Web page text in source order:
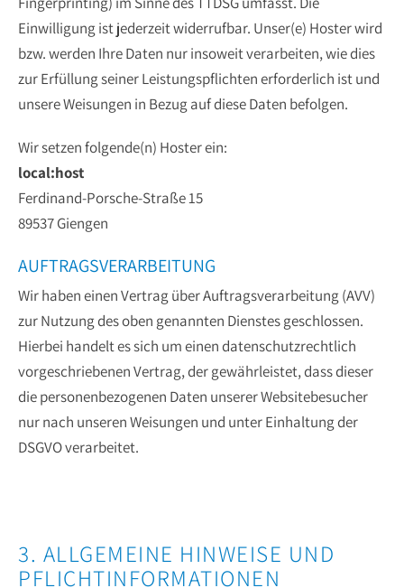
Einwilligung ist jederzeit widerrufbar. Unser(e) Hoster wird
bzw. werden Ihre Daten nur insoweit verarbeiten, wie dies
zur Erfüllung seiner Leistungspflichten erforderlich ist und
unsere Weisungen in Bezug auf diese Daten befolgen.
Wir setzen folgende(n) Hoster ein:
local:host
Ferdinand-Porsche-Straße 15
89537 Giengen
AUFTRAGSVERARBEITUNG
Wir haben einen Vertrag über Auftragsverarbeitung (AVV)
zur Nutzung des oben genannten Dienstes geschlossen.
Hierbei handelt es sich um einen datenschutzrechtlich
vorgeschriebenen Vertrag, der gewährleistet, dass dieser
die personenbezogenen Daten unserer Websitebesucher
nur nach unseren Weisungen und unter Einhaltung der
DSGVO verarbeitet.
3. ALLGEMEINE HINWEISE UND
PFLICHT­INFORMATIONEN